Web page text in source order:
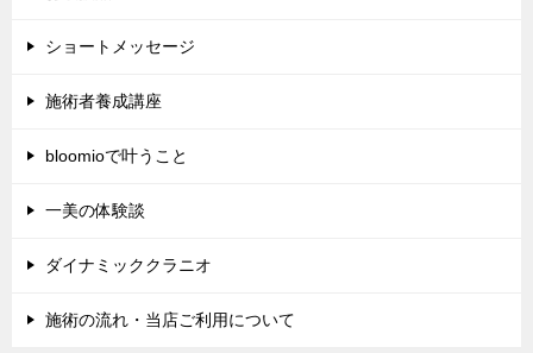
ショートメッセージ
施術者養成講座
bloomioで叶うこと
一美の体験談
ダイナミッククラニオ
施術の流れ・当店ご利用について